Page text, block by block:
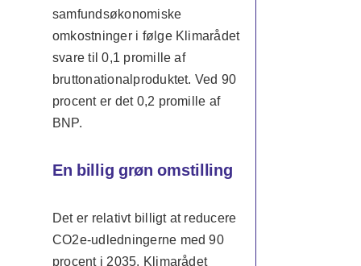
samfundsøkonomiske
omkostninger i følge Klimarådet
svare til 0,1 promille af
bruttonationalproduktet. Ved 90
procent er det 0,2 promille af
BNP.
En billig grøn omstilling
Det er relativt billigt at reducere
CO2e-udledningerne med 90
procent i 2035. Klimarådet